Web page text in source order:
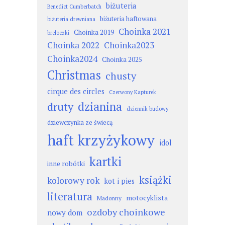
Benedict Cumberbatch biżuteria
biżuteria drewniana biżuteria haftowana
breloczki Choinka 2019 Choinka 2021
Choinka 2022 Choinka2023
Choinka2024 Choinka 2025
Christmas chusty
cirque des circles Czerwony Kapturek
druty dzianina dziennik budowy
dziewczynka ze świecą
haft krzyżykowy idol
inne robótki kartki
kolorowy rok kot i pies książki
literatura Madonny motocyklista
nowy dom ozdoby choinkowe